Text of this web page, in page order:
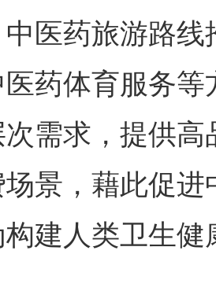
医药旅游路
医药体育服务
需求，提供
景，藉此促
建人类卫生